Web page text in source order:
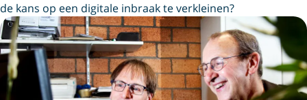
de kans op een digitale inbraak te verkleinen?